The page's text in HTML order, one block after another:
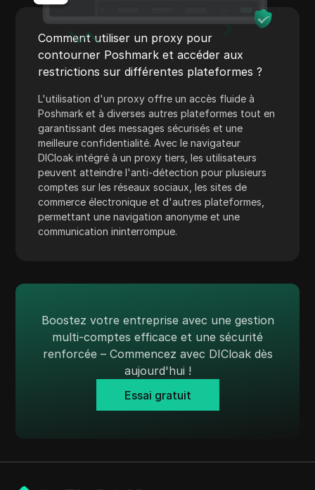
Yahoo Gemini
YouTube Premium
Zalando
Zelle
Comment utiliser un proxy pour
contourner Poshmark et accéder aux
restrictions sur différentes plateformes ?
L'utilisation d'un proxy offre un accès fluide à
Poshmark et à diverses autres plateformes tout en
garantissant des messages sécurisés et une
meilleure confidentialité. Avec le navigateur
DICloak intégré à un proxy tiers, les utilisateurs
peuvent atteindre l'anti-détection pour plusieurs
comptes sur les réseaux sociaux, les sites de
commerce électronique et d'autres plateformes,
permettant une navigation anonyme et une
communication ininterrompue.
Boostez votre entreprise avec une gestion
multi-comptes efficace et une sécurité
renforcée – Commencez avec DICloak dès
aujourd'hui !
Essai gratuit